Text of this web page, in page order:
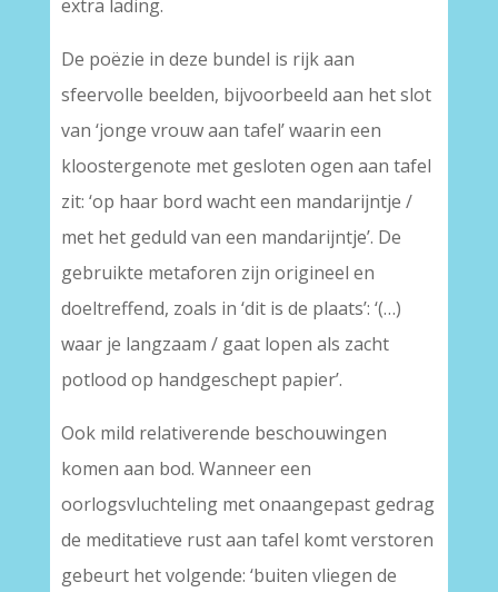
extra lading.
De poëzie in deze bundel is rijk aan
sfeervolle beelden, bijvoorbeeld aan het slot
van ‘jonge vrouw aan tafel’ waarin een
kloostergenote met gesloten ogen aan tafel
zit: ‘op haar bord wacht een mandarijntje /
met het geduld van een mandarijntje’. De
gebruikte metaforen zijn origineel en
doeltreffend, zoals in ‘dit is de plaats’: ‘(…)
waar je langzaam / gaat lopen als zacht
potlood op handgeschept papier’.
Ook mild relativerende beschouwingen
komen aan bod. Wanneer een
oorlogsvluchteling met onaangepast gedrag
de meditatieve rust aan tafel komt verstoren
gebeurt het volgende: ‘buiten vliegen de